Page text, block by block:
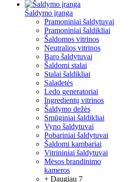
Šaldymo įranga
Pramoniniai šaldytuvai
Pramoniniai šaldikliai
Šaldomos vitrinos
Neutralios vitrinos
Baro šaldytuvai
Šaldomi stalai
Stalai šaldikliai
Saladetės
Ledo generatoriai
Ingredientų vitrinos
Šaldymo dežės
Smūginiai šaldikliai
Vyno šaldytuvai
Pobariniai šaldytuvai
Šaldomi kambariai
Vitrininiai šaldytuvai
Mėsos brandinimo
kameros
+ Daugiau 7